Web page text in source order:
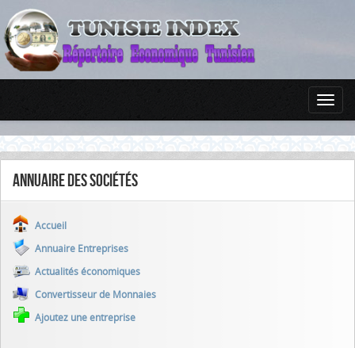
Annuaire des sociétés
Accueil
Annuaire Entreprises
Actualités économiques
Convertisseur de Monnaies
Ajoutez une entreprise